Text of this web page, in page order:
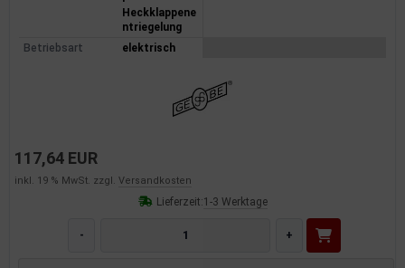
Heckklappene
ntriegelung
Betriebsart elektrisch
117,64 EUR
inkl. 19 % MwSt. zzgl. Versandkosten
Lieferzeit:1-3 Werktage
- +